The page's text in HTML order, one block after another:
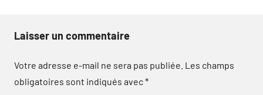
Laisser un commentaire
Votre adresse e-mail ne sera pas publiée. Les champs
obligatoires sont indiqués avec*